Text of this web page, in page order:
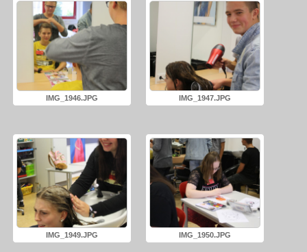
IMG_1946.JPG IMG_1947.JPG
IMG_1949.JPG IMG_1950.JPG